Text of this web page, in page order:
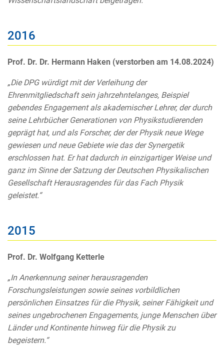
2016
Prof. Dr. Dr. Hermann Haken (verstorben am 14.08.2024)
„Die DPG würdigt mit der Verleihung der
Ehrenmitgliedschaft sein jahrzehntelanges, Beispiel
gebendes Engagement als akademischer Lehrer, der durch
seine Lehrbücher Generationen von Physikstudierenden
geprägt hat, und als Forscher, der der Physik neue Wege
gewiesen und neue Gebiete wie das der Synergetik
erschlossen hat. Er hat dadurch in einzigartiger Weise und
ganz im Sinne der Satzung der Deutschen Physikalischen
Gesellschaft Herausragendes für das Fach Physik
geleistet.“
2015
Prof. Dr. Wolfgang Ketterle
„In Anerkennung seiner herausragenden
Forschungsleistungen sowie seines vorbildlichen
persönlichen Einsatzes für die Physik, seiner Fähigkeit und
seines ungebrochenen Engagements, junge Menschen über
Länder und Kontinente hinweg für die Physik zu
begeistern.“